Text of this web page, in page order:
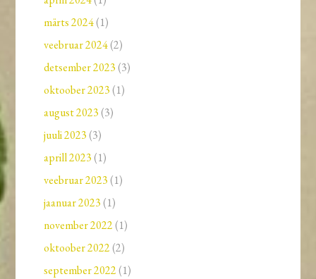
märts 2024(1)
veebruar 2024(2)
detsember 2023 (3)
oktoober 2023 (1)
august 2023 (3)
juuli 2023 (3)
aprill 2023 (1)
veebruar 2023 (1)
jaanuar 2023 (1)
november 2022 (1)
oktoober 2022 (2)
september 2022 (1)